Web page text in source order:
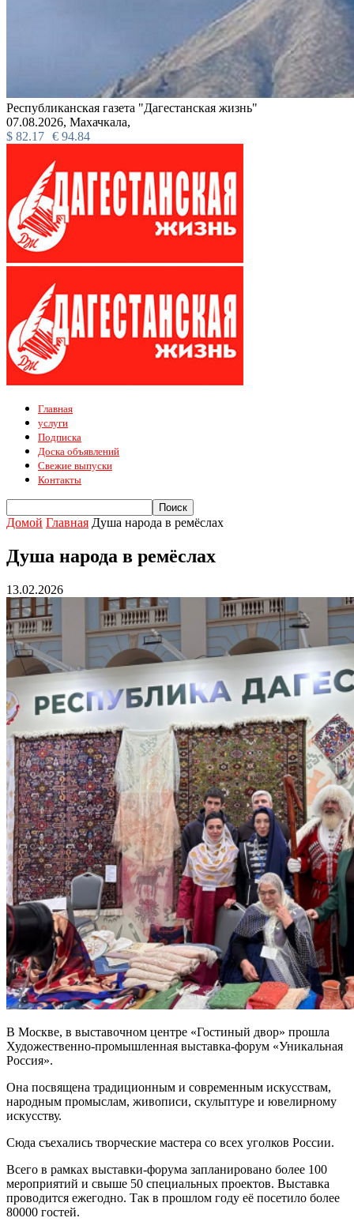
Республиканская газета "Дагестанская жизнь"
07.08.2026, Махачкала,
$ 82.17 € 94.84
Главная
услуги
Подписка
Доска объявлений
Свежие выпуски
Контакты
Домой Главная Душа народа в ремёслах
Душа народа в ремёслах
13.02.2026
В Москве, в выставочном центре «Гостиный двор» прошла
Художественно-промышленная выставка-форум «Уникальная
Россия».
Она посвящена традиционным и современным искусствам,
народным промыслам, живописи, скульптуре и ювелирному
искусству.
Сюда съехались творческие мастера со всех уголков России.
Всего в рамках выставки-форума запланировано более 100
мероприятий и свыше 50 специальных проектов. Выставка
проводится ежегодно. Так в прошлом году её посетило более
80000 гостей.